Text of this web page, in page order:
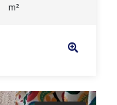
m²